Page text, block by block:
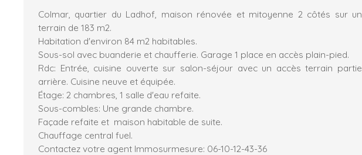
Colmar, quartier du Ladhof, maison rénovée et mitoyenne 2 côtés sur un
terrain de 183 m2.
Habitation d'environ 84 m2 habitables.
Sous-sol avec buanderie et chaufferie. Garage 1 place en accès plain-pied.
Rdc: Entrée, cuisine ouverte sur salon-séjour avec un accès terrain partie
arrière. Cuisine neuve et équipée.
Étage: 2 chambres, 1 salle d'eau refaite.
Sous-combles: Une grande chambre.
Façade refaite et maison habitable de suite.
Chauffage central fuel.
Contactez votre agent Immosurmesure: 06-10-12-43-36